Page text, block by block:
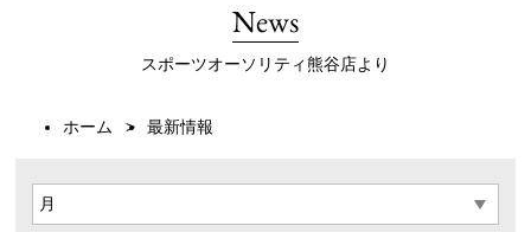
News
スポーツオーソリティ熊谷店より
ホーム 最新情報